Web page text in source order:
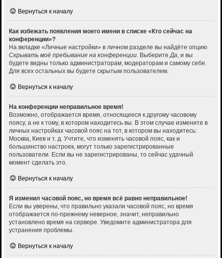
Вернуться к началу
Как избежать появления моего имени в списке «Кто сейчас на
конференции»?
На вкладке «Личные настройки» в личном разделе вы найдёте опцию
Скрывать моё пребывание на конференции. ВыберитеДа, и вы
будете видны только администраторам, модераторам и самому себе.
Для всех остальных вы будете скрытым пользователем.
Вернуться к началу
На конференции неправильное время!
Возможно, отображается время, относящееся к другому часовому
поясу, а не к тому, в котором находитесь вы. В этом случае измените в
личных настройках часовой пояс на тот, в котором вы находитесь:
Москва, Киев и т. д. Учтите, что изменять часовой пояс, как и
большинство настроек, могут только зарегистрированные
пользователи. Если вы не зарегистрированы, то сейчас удачный
момент сделать это.
Вернуться к началу
Я изменил часовой пояс, но время всё равно неправильное!
Если вы уверены, что правильно указали часовой пояс, но время
отображается по-прежнему неверное, значит, неправильно
установлено время на сервере. Уведомите администратора для
устранения проблемы.
Вернуться к началу